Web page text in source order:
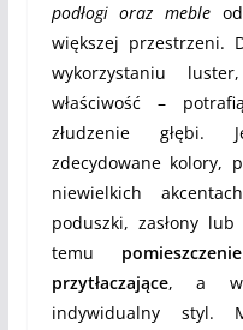
podłogi oraz meble
większej przestrzeni.
wykorzystaniu
właściwość –
złudzenie głębi.
zdecydowane kolory,
niewielkich
poduszki, zasłony
temu
przytłaczające, a
indywidualny styl.